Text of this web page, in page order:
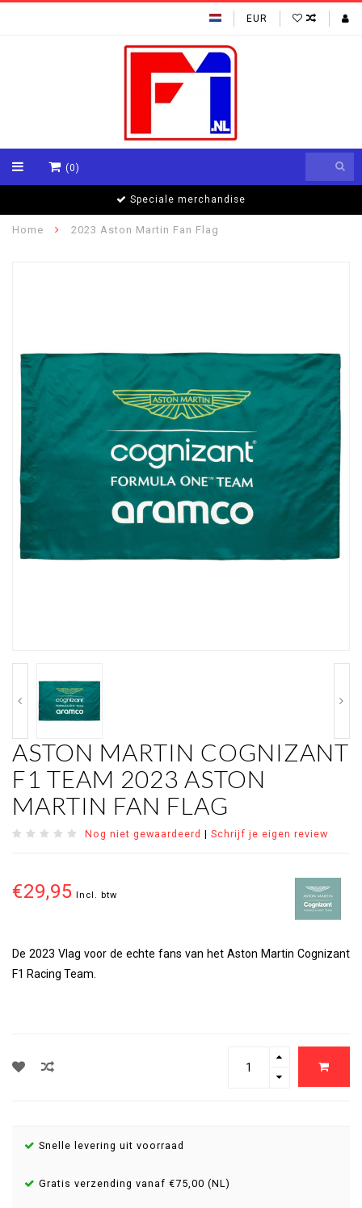
EUR
(0)
Speciale merchandise
Home 2023 Aston Martin Fan Flag
ASTON MARTIN COGNIZANT
F1 TEAM 2023 ASTON
MARTIN FAN FLAG
Nog niet gewaardeerd | Schrijf je eigen review
€29,95 Incl. btw
De 2023 Vlag voor de echte fans van het Aston Martin Cognizant
F1 Racing Team.
Snelle levering uit voorraad
Gratis verzending vanaf €75,00 (NL)